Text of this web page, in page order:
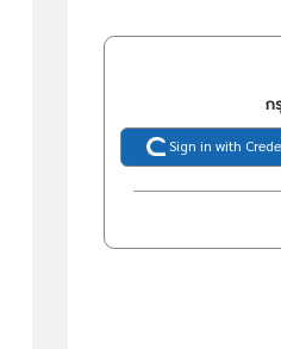
ก
Sign in with